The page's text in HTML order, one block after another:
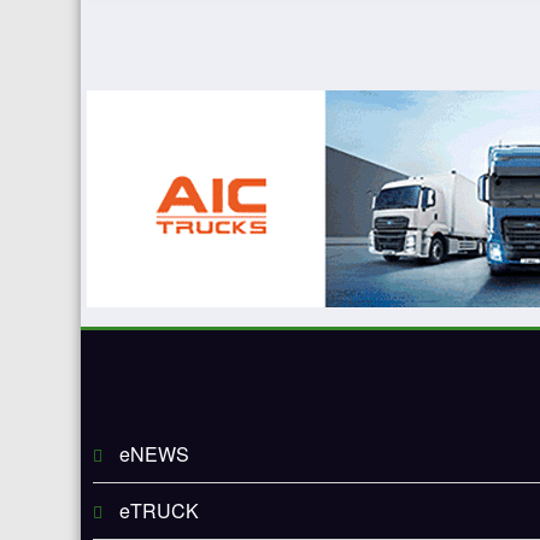
eNEWS
eTRUCK